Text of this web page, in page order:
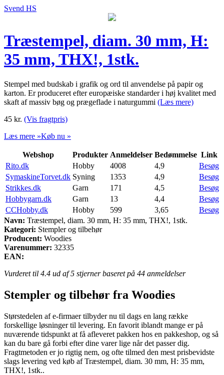
Svend HS
Træstempel, diam. 30 mm, H:
35 mm, THX!, 1stk.
Stempel med budskab i grafik og ord til anvendelse på papir og
karton. Er produceret efter europæiske standarder i høj kvalitet med
skaft af massiv bøg og prægeflade i naturgummi (Læs mere)
45 kr. (Vis fragtpris)
Læs mere »Køb nu »
Webshop Produkter Anmeldelser Bedømmelse Link
Rito.dk
Hobby 4008 4,9
Besøg
SymaskineTorvet.dk Syning 1353 4,9
Besøg
Strikkes.dk
Garn 171 4,5
Besøg
Hobbygarn.dk
Garn 13 4,4
Besøg
CCHobby.dk
Hobby 599 3,65
Besøg
Navn: Træstempel, diam. 30 mm, H: 35 mm, THX!, 1stk.
Kategori: Stempler og tilbehør
Producent: Woodies
Varenummer: 32335
EAN:
Vurderet til 4.4 ud af 5 stjerner baseret på 44 anmeldelser
Stempler og tilbehør fra Woodies
Størstedelen af e-firmaer tilbyder nu til dags en lang række
forskellige løsninger til levering. En favorit iblandt mange er på
nuværende tidspunkt at få afleveret pakken hos en pakkeshop, og så
kan du bare gå forbi efter dine varer lige når det passer dig.
Fragtmetoden er jo rigtig nem, og ofte tilmed den mest prisbevidste
slags levering ved køb af Træstempel, diam. 30 mm, H: 35 mm,
THX!, 1stk..